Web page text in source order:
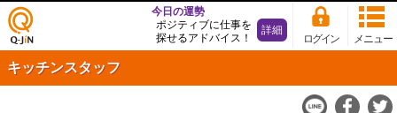
仕事
探し
の求
メニュー
ログイン
今日の運勢
ポジティブに仕事を
探せるアドバイス！
詳細
キッチンスタッフ